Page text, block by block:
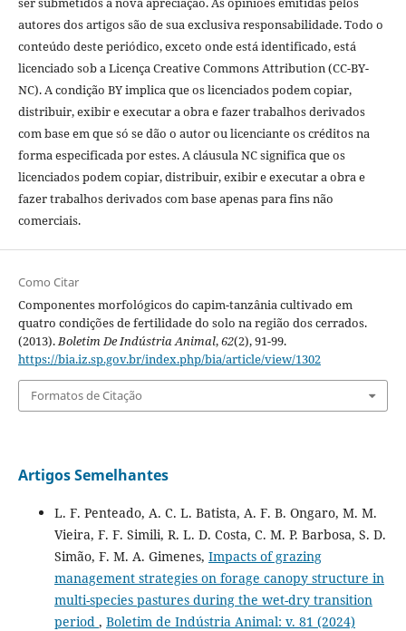
autores dos artigos são de sua exclusiva responsabilidade. Todo o
conteúdo deste periódico, exceto onde está identificado, está
licenciado sob a Licença Creative Commons Attribution (CC-BY-
NC). A condição BY implica que os licenciados podem copiar,
distribuir, exibir e executar a obra e fazer trabalhos derivados
com base em que só se dão o autor ou licenciante os créditos na
forma especificada por estes. A cláusula NC significa que os
licenciados podem copiar, distribuir, exibir e executar a obra e
fazer trabalhos derivados com base apenas para fins não
comerciais.
Como Citar
Componentes morfológicos do capim-tanzânia cultivado em
quatro condições de fertilidade do solo na região dos cerrados.
(2013).Boletim De Indústria Animal,62(2), 91-99.
https://bia.iz.sp.gov.br/index.php/bia/article/view/1302
Formatos de Citação
Artigos Semelhantes
L. F. Penteado, A. C. L. Batista, A. F. B. Ongaro, M. M.
Vieira, F. F. Simili, R. L. D. Costa, C. M. P. Barbosa, S. D.
Simão, F. M. A. Gimenes, Impacts of grazing
management strategies on forage canopy structure in
multi-species pastures during the wet-dry transition
period , Boletim de Indústria Animal: v. 81 (2024)